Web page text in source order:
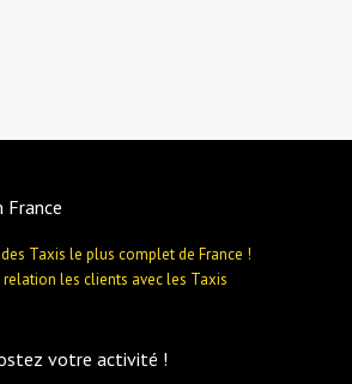
France
Taxis le plus complet de France !
les clients avec les Taxis
votre activité !